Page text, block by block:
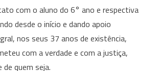
com o aluno do 6° ano e respectiva
desde o início e dando apoio
nos seus 37 anos de existência,
com a verdade e com a justiça,
quem seja.